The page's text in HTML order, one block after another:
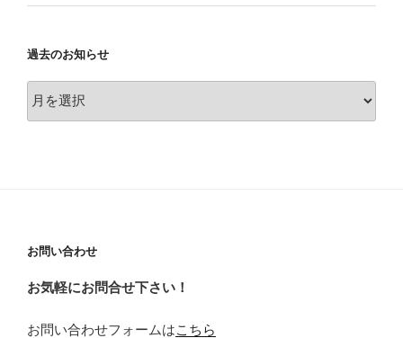
過去のお知らせ
去
お問い合わせ
お気軽にお問合せ下さい！
お問い合わせフォームはこちら